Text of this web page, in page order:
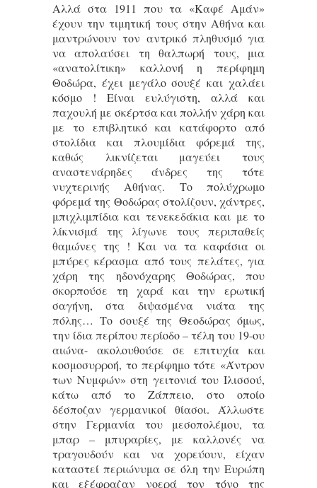
Αλλά στα 1911 που τα «Καφέ Αμάν»
έχουν την τιμητική τους στην Αθήνα και
μαντρώνουν τον αντρικό πληθυσμό για
να απολαύσει τη θαλπωρή τους, μια
«ανατολίτικη» καλλονή η περίφημη
Θοδώρα, έχει μεγάλο σουξέ και χαλάει
κόσμο ! Είναι ευλύγιστη, αλλά και
παχουλή με σκέρτσα και πολλήν χάρη και
με το επιβλητικό και κατάφορτο από
στολίδια και πλουμίδια φόρεμά της,
καθώς λικνίζεται μαγεύει τους
αναστενάρηδες άνδρες της τότε
νυχτερινής Αθήνας. Το πολύχρωμο
φόρεμά της Θοδώρας στολίζουν, χάντρες,
μπιχλιμπίδια και τενεκεδάκια και με το
λίκνισμά της λίγωνε τους περιπαθείς
θαμώνες της ! Και να τα καφάσια οι
μπύρες κέρασμα από τους πελάτες, για
χάρη της ηδονόχαρης Θοδώρας, που
σκορπούσε τη χαρά και την ερωτική
σαγήνη, στα διψασμένα νιάτα της
πόλης… Το σουξέ της Θεοδώρας όμως,
την ίδια περίπου περίοδο – τέλη του 19-ου
αιώνα- ακολουθούσε σε επιτυχία και
κοσμοσυρροή, το περίφημο τότε «Άντρον
των Νυμφών» στη γειτονιά του Ιλισσού,
κάτω από το Ζάππειο, στο οποίο
δέσποζαν γερμανικοί θίασοι. Άλλωστε
στην Γερμανία του μεσοπολέμου, τα
μπαρ – μπυραρίες, με καλλονές να
τραγουδούν και να χορεύουν, είχαν
καταστεί περιώνυμα σε όλη την Ευρώπη
και εξέφραζαν νοερά τον τόνο της